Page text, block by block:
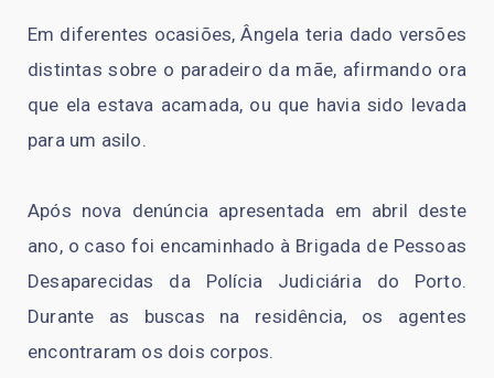
Em diferentes ocasiões, Ângela teria dado versões
distintas sobre o paradeiro da mãe, afirmando ora
que ela estava acamada, ou que havia sido levada
para um asilo.
Após nova denúncia apresentada em abril deste
ano, o caso foi encaminhado à Brigada de Pessoas
Desaparecidas da Polícia Judiciária do Porto.
Durante as buscas na residência, os agentes
encontraram os dois corpos.